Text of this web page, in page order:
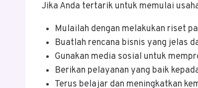
Jika Anda tertarik untuk memulai
Mulailah dengan melakukan riset
Buatlah rencana bisnis yang jelas
Gunakan media sosial untuk
Berikan pelayanan yang baik
Terus belajar dan meningkatkan